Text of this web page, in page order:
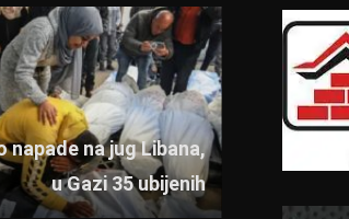
napade na jug Libana,
u Gazi 35 ubijenih